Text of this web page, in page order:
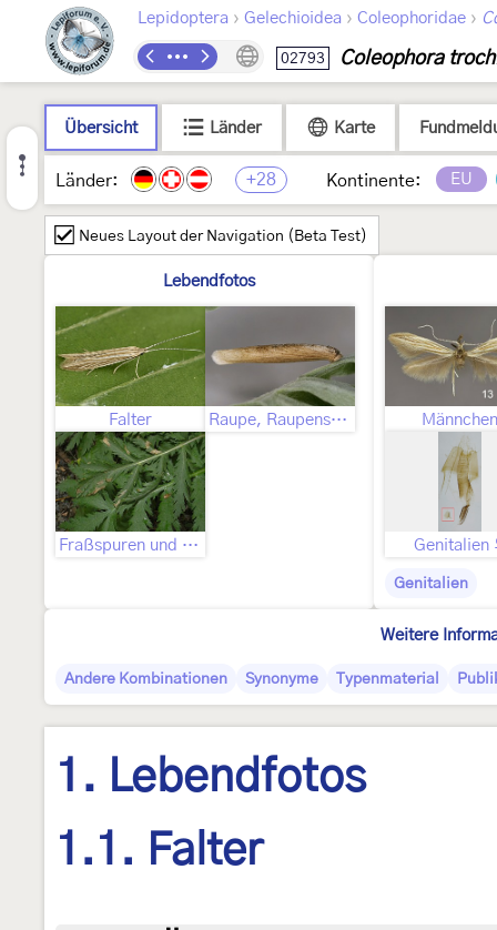
Lepidoptera › Gelechioidea › Coleophoridae ›
02793 Coleophora
Übersicht Länder Karte
Länder: +28 Kontinente: EU
Neues Layout der Navigation (Beta Test)
Lebendfotos
Falter Raupe, Raupensack
Fraßspuren und Befallsbild
Männchen
Genitalien
Genitalien
Weitere
Andere Kombinationen Synonyme Typenmaterial
1. Lebendfotos
1.1. Falter